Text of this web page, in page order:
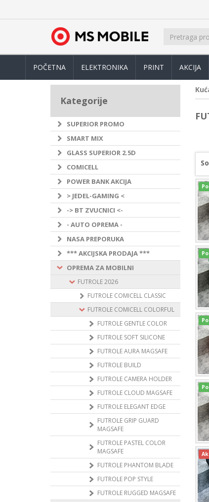
POČETNA ELEKTRONIKA PRINT AKCIJA
Kategorije
SUPERIOR PROMO
SMART MIX
GLASS SUPERIOR 2.5D
COMICELL
POWER BANK AKCIJA
> JEDEL-GAMING <
-> BT ZVUCNICI <-
- AUTO OPREMA -
NASA PREPORUKA
*** AKCIJSKA PRODAJA ***
OPREMA ZA MOBILNI
FUTROLE 2026
FUTROLE COMICELL CLASSIC
FUTROLE COMICELL COLORFUL
FUTROLE GENTLE COLOR
FUTROLE SOFT SILICONE
FUTROLE AURA MAGSAFE
FUTROLE BUILD
FUTROLE CAMERA HOLDER
FUTROLE CLOUD MAGSAFE
FUTROLE ELEGANT EDGE
FUTROLE GRIP GUARD
MAGSAFE
FUTROLE PASTEL COLOR
MAGSAFE
FUTROLE PHANTOM BLADE
FUTROLE POP STYLE
FUTROLE RUGGED MAGSAFE